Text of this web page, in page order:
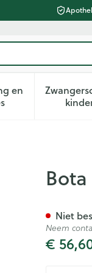
verzorging
en
submenu voor
N5
€
Niet
Neem